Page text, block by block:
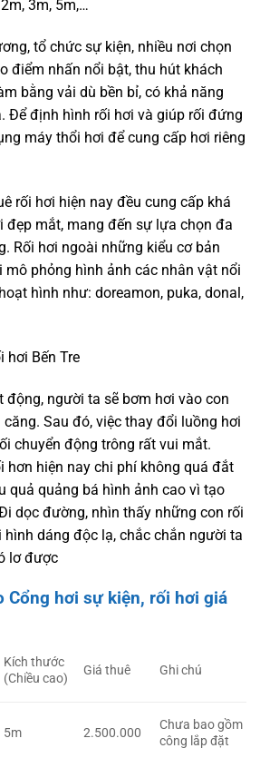
3m, 5m,…
tổ chức sự kiện, nhiều nơi chọn
điểm nhấn nổi bật, thu hút khách
bằng vải dù bền bỉ, có khả năng
Để định hình rối hơi và giúp rối đứng
máy thổi hơi để cung cấp hơi riêng
rối hơi hiện nay đều cung cấp khá
đẹp mắt, mang đến sự lựa chọn đa
Rối hơi ngoài những kiểu cơ bản
mô phỏng hình ảnh các nhân vật nổi
hình như: doreamon, puka, donal,
hơi Bến Tre
động, người ta sẽ bơm hơi vào con
Sau đó, việc thay đổi luồng hơi
chuyển động trông rất vui mắt.
hơn hiện nay chi phí không quá đắt
quả quảng bá hình ảnh cao vì tạo
dọc đường, nhìn thấy những con rối
hình dáng độc lạ, chắc chắn người ta
lơ được
Cổng hơi sự kiện, rối hơi giá
Kích thước
(Chiều cao)
Giá thuê Ghi chú
5m 2.500.000
Chưa bao gồm
công lắp đặt